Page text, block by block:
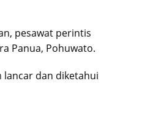
pesawat perintis
Panua, Pohuwato.
lancar dan diketahui